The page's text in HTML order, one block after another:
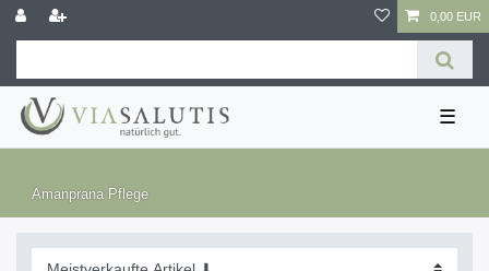
0,00 EUR
☰
Amanprana Pflege